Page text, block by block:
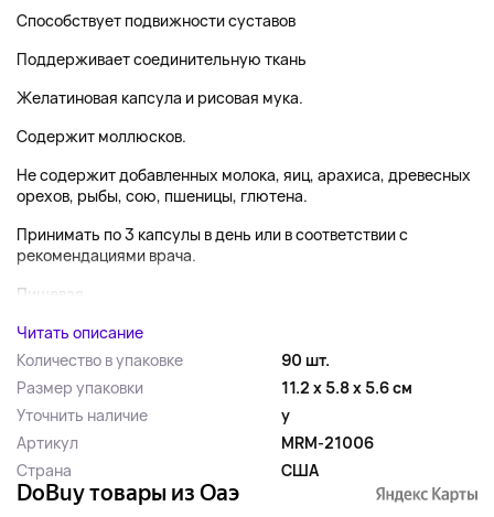
Способствует подвижности суставов
Поддерживает соединительную ткань
Желатиновая капсула и рисовая мука.
Содержит моллюсков.
Не содержит добавленных молока, яиц, арахиса, древесных
орехов, рыбы, сою, пшеницы, глютена.
Принимать по 3 капсулы в день или в соответствии с
рекомендациями врача.
Пищевая...
Читать описание
Количество в упаковке
90 шт.
Размер упаковки
11.2 x 5.8 x 5.6 см
Уточнить наличие
y
Артикул
MRM-21006
Страна
США